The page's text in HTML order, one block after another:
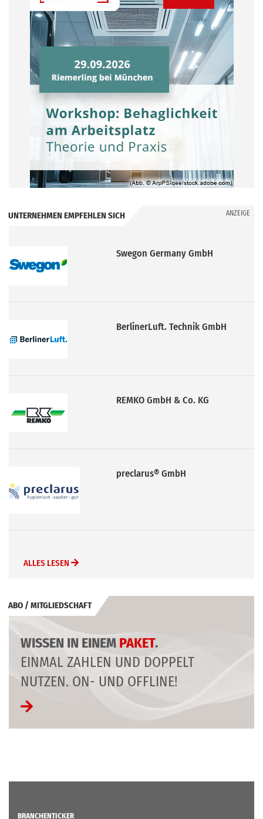
UNTERNEHMEN EMPFEHLEN SICH ANZEIGE
BerlinerLuft. Technik GmbH
REMKO GmbH & Co. KG
preclarus® GmbH
LUNOS Lüftungstechnik GmbH &
ABO / MITGLIEDSCHAFT
WISSEN IN EINEM PAKET.
EINMAL ZAHLEN UND DOPPELT
NUTZEN. ON- UND OFFLINE!